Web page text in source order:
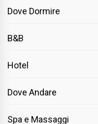
Dove Dormire
B&B
Hotel
Dove Andare
Spa e Massaggi